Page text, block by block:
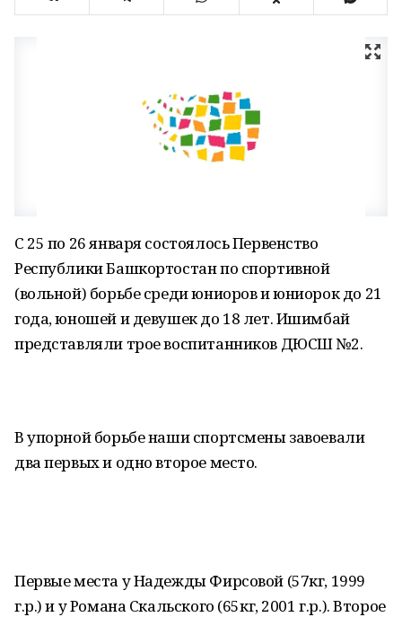
С 25 по 26 января состоялось Первенство
Республики Башкортостан по спортивной
(вольной) борьбе среди юниоров и юниорок до 21
года, юношей и девушек до 18 лет. Ишимбай
представляли трое воспитанников ДЮСШ №2.
В упорной борьбе наши спортсмены завоевали
два первых и одно второе место.
Первые места у Надежды Фирсовой (57кг, 1999
г.р.) и у Романа Скальского (65кг, 2001 г.р.). Второе